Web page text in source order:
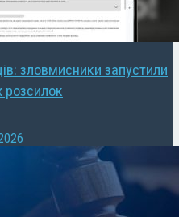
зловмисники запустили
розсилок